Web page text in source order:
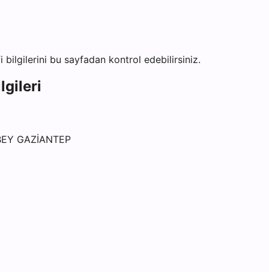
bilgilerini bu sayfadan kontrol edebilirsiniz.
GAZİANTEP